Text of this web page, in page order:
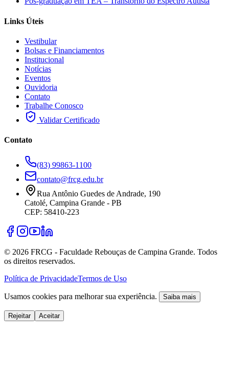
Links Úteis
Vestibular
Bolsas e Financiamentos
Institucional
Notícias
Eventos
Ouvidoria
Contato
Trabalhe Conosco
Validar Certificado
Contato
(83) 99863-1100
contato@frcg.edu.br
Rua Antônio Guedes de Andrade, 190
Catolé, Campina Grande - PB
CEP: 58410-223
© 2026 FRCG - Faculdade Rebouças de Campina Grande. Todos
os direitos reservados.
Política de PrivacidadeTermos de Uso
Usamos cookies para melhorar sua experiência. Saiba mais
Rejeitar Aceitar